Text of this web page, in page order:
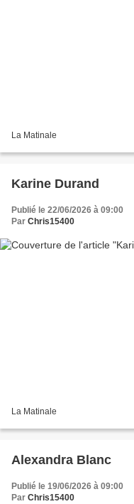
La Matinale
Karine Durand
Publié le 22/06/2026 à 09:00
Par Chris15400
La Matinale
Alexandra Blanc
Publié le 19/06/2026 à 09:00
Par Chris15400